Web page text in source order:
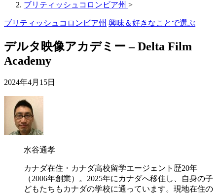
ブリティッシュコロンビア州 >
ブリティッシュコロンビア州 興味＆好きなことで選ぶ
デルタ映像アカデミー – Delta Film
Academy
2024年4月15日
水谷通孝
カナダ在住・カナダ高校留学エージェント歴20年
（2006年創業）。2025年にカナダへ移住し、自身の子
どもたちもカナダの学校に通っています。現地在住の